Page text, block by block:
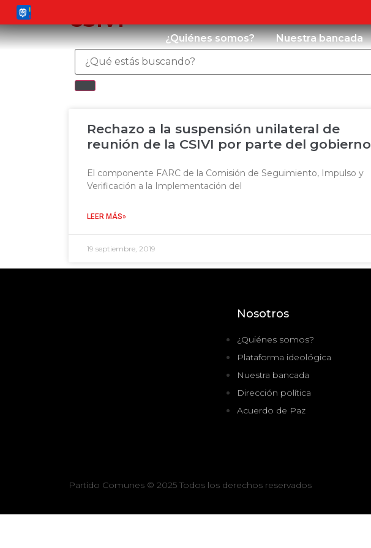
¿Quiénes somos? Nuestra bancada
csivi
Rechazo a la suspensión unilateral de
reunión de la CSIVI por parte del gobierno
El componente FARC de la Comisión de Seguimiento, Impulso y
Verificación a la Implementación del
LEER MÁS»
19 septiembre, 2019
Nosotros
¿Quiénes somos?
Plataforma ideológica
Nuestra bancada
Dirección política
Acuerdo de Paz
Partido Comunes © 2025 Todos los derechos reservados